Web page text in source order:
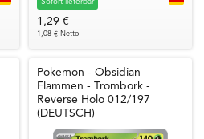
Sofort lieferbar
1,29 €
1,08 € Netto
Pokemon - Obsidian
Flammen - Trombork -
Reverse Holo 012/197
(DEUTSCH)